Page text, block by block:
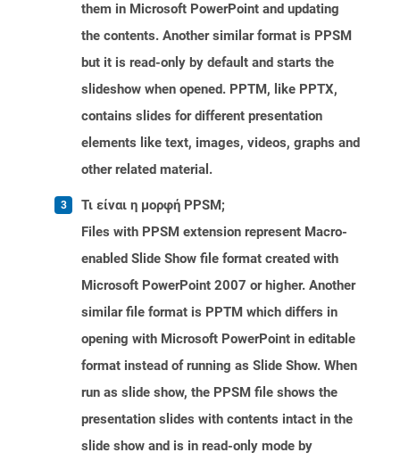
them in Microsoft PowerPoint and updating
the contents. Another similar format is PPSM
but it is read-only by default and starts the
slideshow when opened. PPTM, like PPTX,
contains slides for different presentation
elements like text, images, videos, graphs and
other related material.
Τι είναι η μορφή PPSM;
Files with PPSM extension represent Macro-
enabled Slide Show file format created with
Microsoft PowerPoint 2007 or higher. Another
similar file format is PPTM which differs in
opening with Microsoft PowerPoint in editable
format instead of running as Slide Show. When
run as slide show, the PPSM file shows the
presentation slides with contents intact in the
slide show and is in read-only mode by